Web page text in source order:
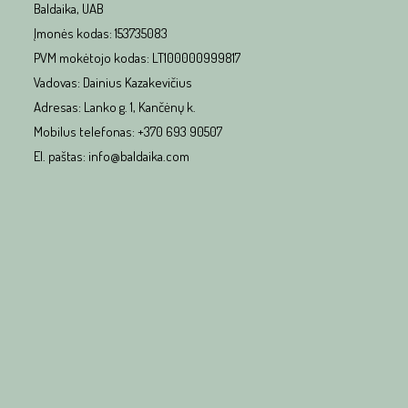
Baldaika, UAB
Įmonės kodas: 153735083
PVM mokėtojo kodas: LT100000999817
Vadovas: Dainius Kazakevičius
Adresas: Lanko g. 1, Kančėnų k.
Mobilus telefonas: +370 693 90507
El. paštas: info@baldaika.com